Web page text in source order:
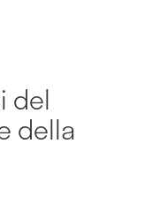
del
della